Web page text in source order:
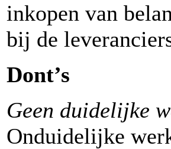
inkopen van
bij de
Dont’s
Geen duidelijke
Onduidelijke